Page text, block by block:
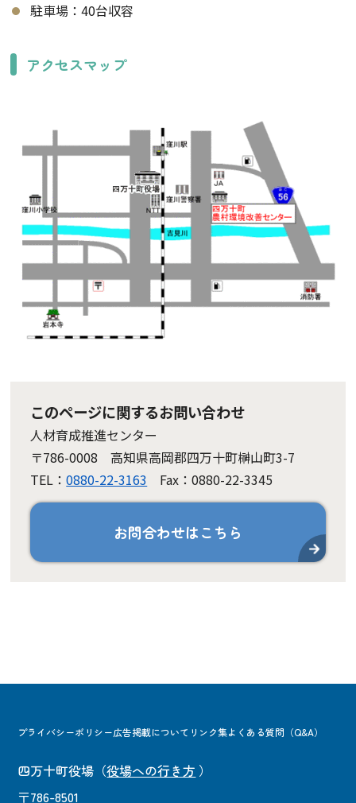
駐車場：40台収容
アクセスマップ
このページに関するお問い合わせ
人材育成推進センター
〒786-0008 高知県高岡郡四万十町榊山町3-7
TEL：0880-22-3163 Fax：0880-22-3345
お問合わせはこちら
プライバシーポリシー広告掲載について リンク集よくある質問（Q&A）
四万十町役場 （役場への行き方 ）
〒786-8501